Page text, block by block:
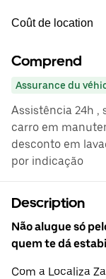
Coût de location
Comprend
Assurance du
Assistência 24h ,
carro em
desconto em
por indicação
Description
Não alugue só
quem te dá
Com a Localiza